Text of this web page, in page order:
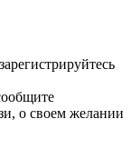
о своем желании